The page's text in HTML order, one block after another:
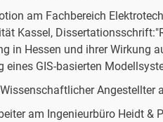
am Fachbereich
Kassel,
in Hessen und ihrer Wirkung
eines GIS-basierten
Angestellter
am Ingenieurbüro Heidt &